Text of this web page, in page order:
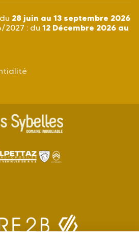
28 juin au 13 septembre 2026
2027 : du 12 Décembre 2026 au